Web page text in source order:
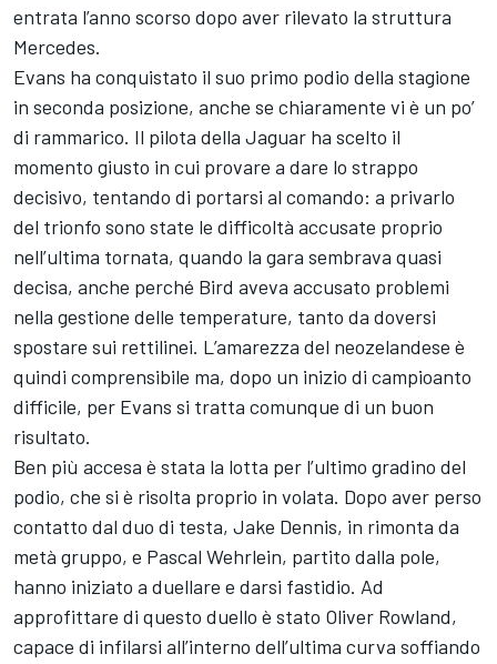
entrata l’anno scorso dopo aver rilevato la struttura
Mercedes.
Evans ha conquistato il suo primo podio della stagione
in seconda posizione, anche se chiaramente vi è un po’
di rammarico. Il pilota della Jaguar ha scelto il
momento giusto in cui provare a dare lo strappo
decisivo, tentando di portarsi al comando: a privarlo
del trionfo sono state le difficoltà accusate proprio
nell’ultima tornata, quando la gara sembrava quasi
decisa, anche perché Bird aveva accusato problemi
nella gestione delle temperature, tanto da doversi
spostare sui rettilinei. L’amarezza del neozelandese è
quindi comprensibile ma, dopo un inizio di campioanto
difficile, per Evans si tratta comunque di un buon
risultato.
Ben più accesa è stata la lotta per l’ultimo gradino del
podio, che si è risolta proprio in volata. Dopo aver perso
contatto dal duo di testa, Jake Dennis, in rimonta da
metà gruppo, e Pascal Wehrlein, partito dalla pole,
hanno iniziato a duellare e darsi fastidio. Ad
approfittare di questo duello è stato Oliver Rowland,
capace di infilarsi all’interno dell’ultima curva soffiando